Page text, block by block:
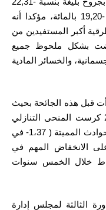
بالمائة والمصابين بجروح خفيفة بنسبة -19,20 بالمائة، مؤكدا أنه
أكبر المستفيدين من
بشكل ملحوظ جميع
والخسائر المادية
قبل هذه الجائحة بحيث
أن الإحصائيات النهائية برسم سنة 2019 كرست المنحى التنازلي
لعدد القتلى ( 3،05- في المائة) ونسبة الحوادث المميتة ( 1،37- في
سنة 2018، علاوة على الانخفاض المهم في
خلال الخمس سنوات
الثالثة لمجلس إدارة